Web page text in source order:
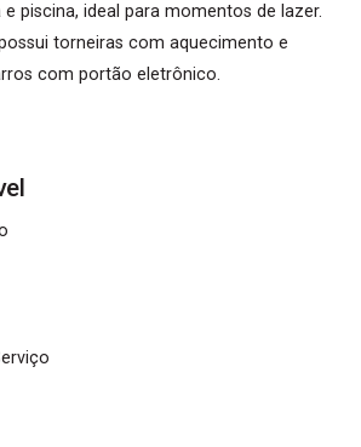
piscina, ideal para momentos de lazer.
torneiras com aquecimento e
com portão eletrônico.